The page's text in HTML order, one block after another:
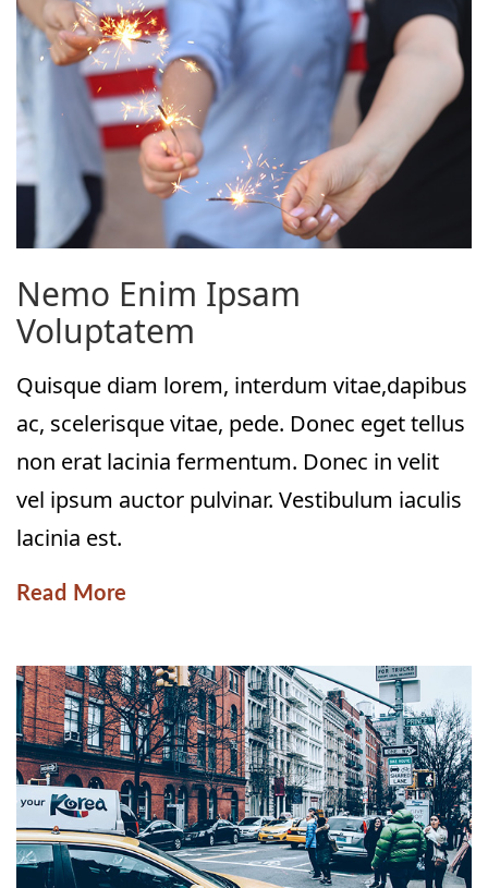
Nemo Enim Ipsam
Voluptatem
Quisque diam lorem, interdum vitae,dapibus
ac, scelerisque vitae, pede. Donec eget tellus
non erat lacinia fermentum. Donec in velit
vel ipsum auctor pulvinar. Vestibulum iaculis
lacinia est.
Read More